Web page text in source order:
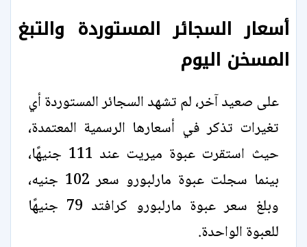
أسعار السجائر المستوردة والتبغ
المسخن اليوم
على صعيد آخر، لم تشهد السجائر المستوردة أي
تغيرات تذكر في أسعارها الرسمية المعتمدة،
حيث استقرت عبوة ميريت عند 111 جنيهًا،
بينما سجلت عبوة مارلبورو سعر 102 جنيه،
وبلغ سعر عبوة مارلبورو كرافتد 79 جنيهًا
للعبوة الواحدة.